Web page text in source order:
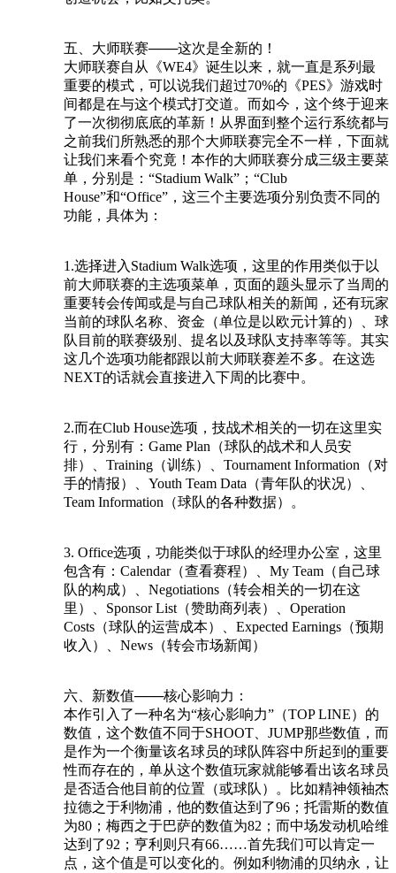
五、大师联赛───这次是全新的！
大师联赛自从《WE4》诞生以来，就一直是系列最
重要的模式，可以说我们超过70%的《PES》游戏时
间都是在与这个模式打交道。而如今，这个终于迎来
了一次彻彻底底的革新！从界面到整个运行系统都与
之前我们所熟悉的那个大师联赛完全不一样，下面就
让我们来看个究竟！本作的大师联赛分成三级主要菜
单，分别是：“Stadium Walk”；“Club
House”和“Office”，这三个主要选项分别负责不同的
功能，具体为：
1.选择进入Stadium Walk选项，这里的作用类似于以
前大师联赛的主选项菜单，页面的题头显示了当周的
重要转会传闻或是与自己球队相关的新闻，还有玩家
当前的球队名称、资金（单位是以欧元计算的）、球
队目前的联赛级别、提名以及球队支持率等等。其实
这几个选项功能都跟以前大师联赛差不多。在这选
NEXT的话就会直接进入下周的比赛中。
2.而在Club House选项，技战术相关的一切在这里实
行，分别有：Game Plan（球队的战术和人员安
排）、Training（训练）、Tournament Information（对
手的情报）、Youth Team Data（青年队的状况）、
Team Information（球队的各种数据）。
3. Office选项，功能类似于球队的经理办公室，这里
包含有：Calendar（查看赛程）、My Team（自己球
队的构成）、Negotiations（转会相关的一切在这
里）、Sponsor List（赞助商列表）、Operation
Costs（球队的运营成本）、Expected Earnings（预期
收入）、News（转会市场新闻）
六、新数值───核心影响力：
本作引入了一种名为“核心影响力”（TOP LINE）的
数值，这个数值不同于SHOOT、JUMP那些数值，而
是作为一个衡量该名球员的球队阵容中所起到的重要
性而存在的，单从这个数值玩家就能够看出该名球员
是否适合他目前的位置（或球队）。比如精神领袖杰
拉德之于利物浦，他的数值达到了96；托雷斯的数值
为80；梅西之于巴萨的数值为82；而中场发动机哈维
达到了92；亨利则只有66……首先我们可以肯定一
点，这个值是可以变化的。例如利物浦的贝纳永，让